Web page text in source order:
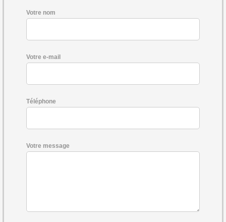
Votre nom
Votre e-mail
Téléphone
Votre message